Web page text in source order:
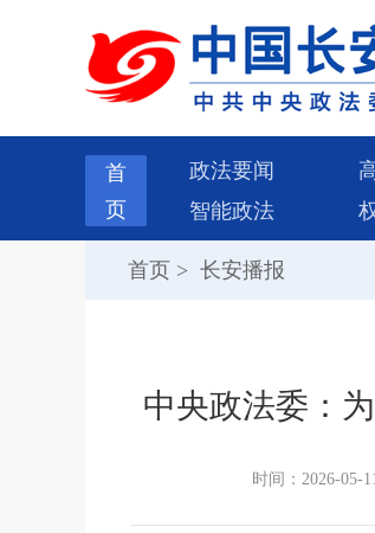
首
页
政法要闻
智能政法
首页 > 长安播报
中央政法委：
时间：2026-05-